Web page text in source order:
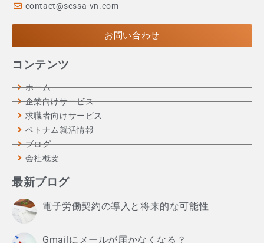
contact@sessa-vn.com
お問い合わせ
コンテンツ
ホーム
企業向けサービス
求職者向けサービス
ベトナム就活情報
ブログ
会社概要
最新ブログ
電子労働契約の導入と将来的な可能性
Gmailにメールが届かなくなる？